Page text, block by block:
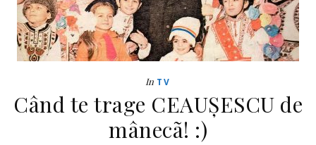
In TV
Când te trage CEAUȘESCU de
mânecã! :)